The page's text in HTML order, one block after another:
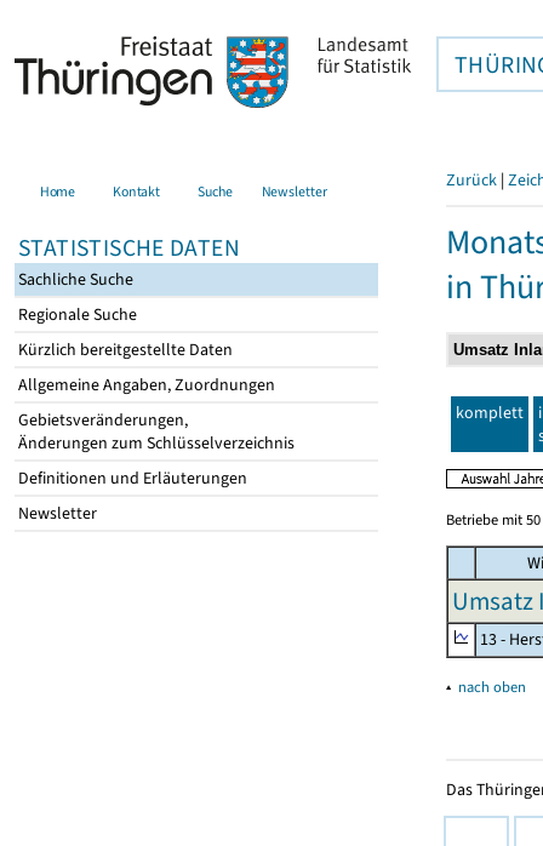
Home Kontakt Suche Newsletter
STATISTISCHE DATEN
Sachliche Suche
Regionale Suche
Kürzlich bereitgestellte Daten
Allgemeine Angaben, Zuordnungen
Gebietsveränderungen,
Änderungen zum Schlüsselverzeichnis
Definitionen und Erläuterungen
Newsletter
Zurück |
in
komplett
Betriebe mit
Umsatz
13 -
▴ nach oben
Das